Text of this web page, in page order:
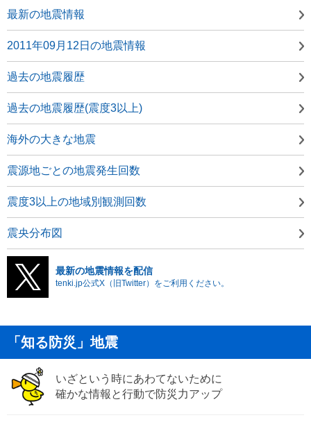
最新の地震情報
2011年09月12日の地震情報
過去の地震履歴
過去の地震履歴(震度3以上)
海外の大きな地震
震源地ごとの地震発生回数
震度3以上の地域別観測回数
震央分布図
最新の地震情報を配信
tenki.jp公式X（旧Twitter）をご利用ください。
「知る防災」地震
いざという時にあわてないために
確かな情報と行動で防災力アップ